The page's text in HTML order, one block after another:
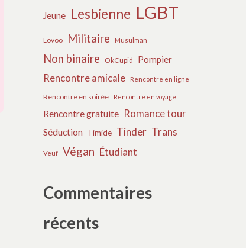
Jeune Lesbienne LGBT
Lovoo Militaire Musulman
Non binaire OkCupid Pompier
Rencontre amicale Rencontre en ligne
Rencontre en soirée Rencontre en voyage
Rencontre gratuite Romance tour
Séduction Timide Tinder Trans
Veuf Végan Étudiant
Commentaires
récents